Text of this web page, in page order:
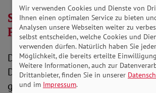
SoVD: Finanzen der GKV
Füße stellen
Der SoVD hätte sich gewünscht,
Deckung des Finanzbedarfs
gegangen wären.
Wir verwenden Cookies und Dienste von
Ihnen einen optimalen Service zu bieten
Analysen unsere Webseiten weiter zu
selbst entscheiden, welche Cookies und
verwenden dürfen. Natürlich haben Sie
Möglichkeit, die bereits erteilte
Weitere Informationen, auch zur
Drittanbieter, finden Sie in unserer
und im Impressum.